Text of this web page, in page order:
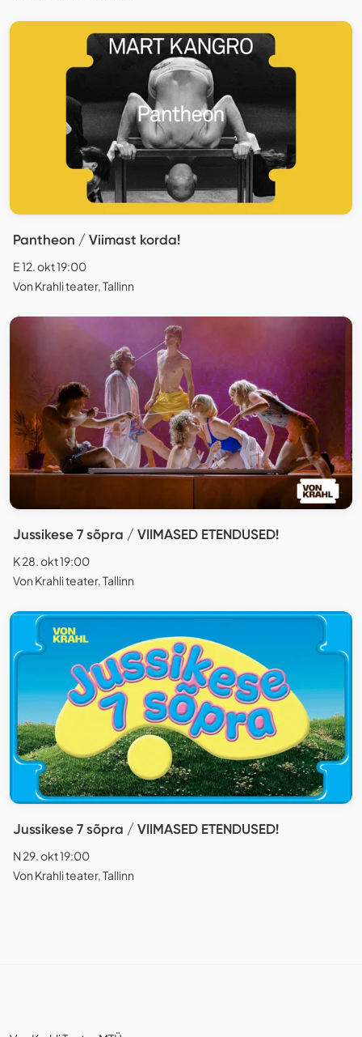
Pantheon / Viimast korda!
E 12. okt 19:00
Von Krahli teater, Tallinn
Jussikese 7 sõpra / VIIMASED ETENDUSED!
K 28. okt 19:00
Von Krahli teater, Tallinn
Jussikese 7 sõpra / VIIMASED ETENDUSED!
N 29. okt 19:00
Von Krahli teater, Tallinn